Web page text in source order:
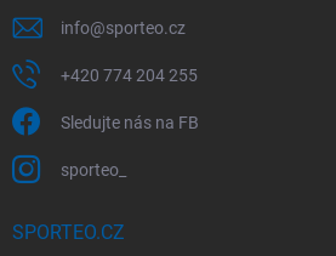
info@sporteo.cz
+420 774 204 255
Sledujte nás na FB
sporteo_
SPORTEO.CZ